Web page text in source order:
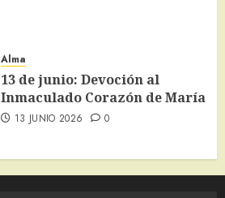
Alma
13 de junio: Devoción al
Inmaculado Corazón de María
13 JUNIO 2026 0